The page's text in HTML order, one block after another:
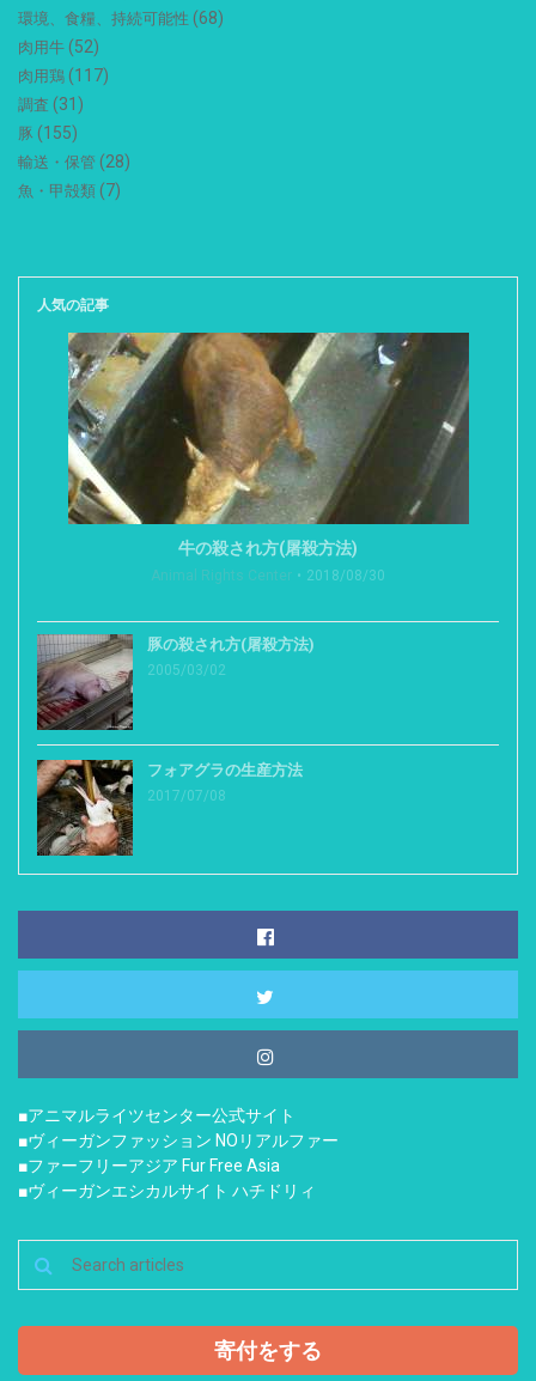
環境、食糧、持続可能性 (68)
肉用牛 (52)
肉用鶏 (117)
調査 (31)
豚 (155)
輸送・保管 (28)
魚・甲殻類 (7)
人気の記事
牛の殺され方(屠殺方法)
Animal Rights Center 2018/08/30
豚の殺され方(屠殺方法)
2005/03/02
フォアグラの生産方法
2017/07/08
■アニマルライツセンター公式サイト
■ヴィーガンファッション NOリアルファー
■ファーフリーアジア Fur Free Asia
■ヴィーガンエシカルサイト ハチドリィ
寄付をする